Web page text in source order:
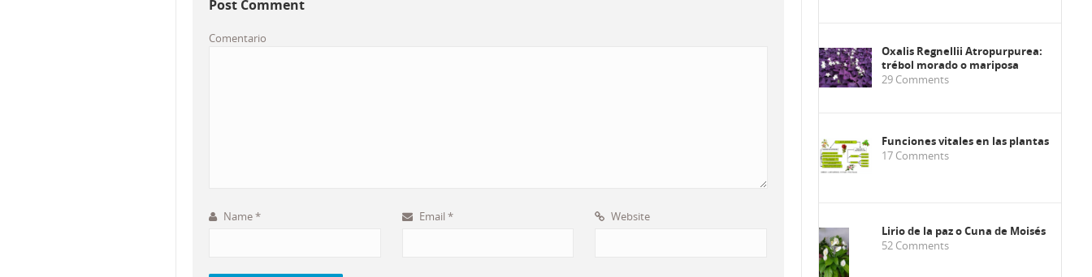
Post Comment
Comentario
Name* Email * Website
Oxalis Regnellii Atropurpurea:
trébol morado o mariposa
29 Comments
Funciones vitales en las plantas
17 Comments
Lirio de la paz o Cuna de Moisés
52 Comments